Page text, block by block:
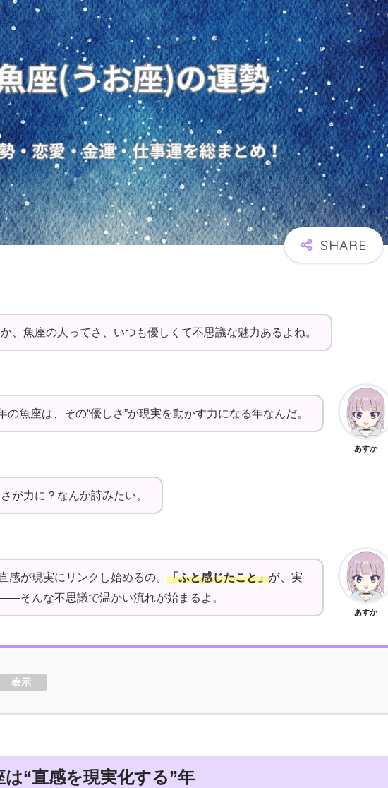
、魚座の人ってさ、いつも優しくて不思議な魅力あるよね。
あすか
の魚座は、その“優しさ”が現実を動かす力になる年なんだ。
が力に？なんか詩みたい。
あすか
感が現実にリンクし始めるの。 「ふと感じたこと」が、実
そんな不思議で温かい流れが始まるよ。
表示
は“直感を現実化する”年